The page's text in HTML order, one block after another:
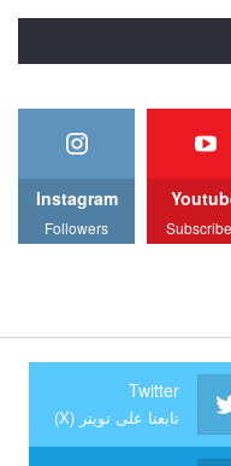
Instagram
Followers
Twitter
تابعنا على تويتر (X)